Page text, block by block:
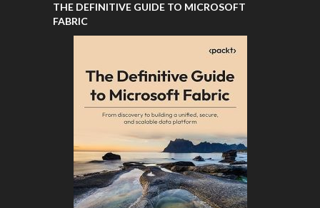
THE DEFINITIVE GUIDE TO MICROSOFT
FABRIC